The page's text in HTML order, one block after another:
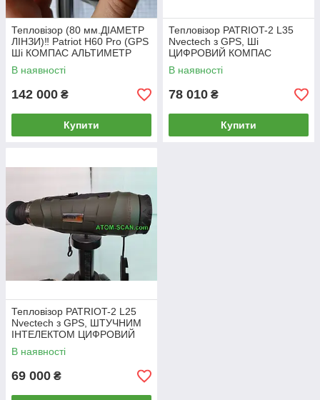
Тепловізор (80 мм.ДІАМЕТР
ЛІНЗИ)‼️ Patriot H60 Pro (GPS
Ші КОМПАС АЛЬТИМЕТР
ВИСОТОМІР ДАЛЬНОМІР)
В наявності
142 000 ₴
Купити
Тепловізор PATRIOT-2 L35
Nvectech з GPS, Ші
ЦИФРОВИЙ КОМПАС
НАВІГАЦІЯ АЛЬТИМЕТР
ВИСОТОМІР ДАЛЬНОМІР
В наявності
78 010 ₴
Купити
Тепловізор PATRIOT-2 L25
Nvectech з GPS, ШТУЧНИМ
ІНТЕЛЕКТОМ ЦИФРОВИЙ
КОМПАС НАВІГАЦІЯ
ДАЛЬНОМІР КОШАЧЕ ОКО
В наявності
69 000 ₴